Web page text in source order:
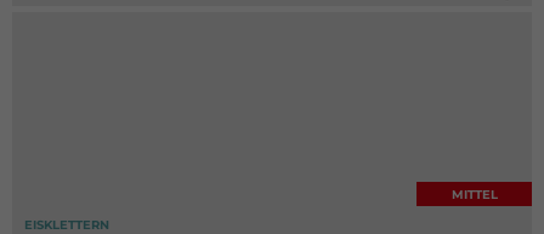
EISKLETTERN
MITTEL